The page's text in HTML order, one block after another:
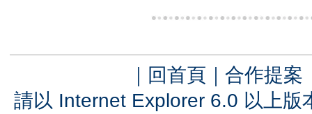
｜ 回首頁 ｜ 合作提案
請以 Internet Explorer 6.0 以上